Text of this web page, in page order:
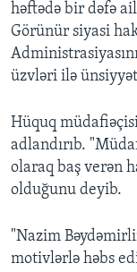
həftədə bir dəfə
Görünür siyasi
üzvləri ilə
Hüquq
adlandırıb.
olaraq baş verən
olduğunu deyib.
"Nazim
motivlərlə həbs